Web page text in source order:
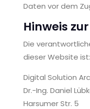
Daten vor dem
Hinweis
Die
dieser Website ist:
Digital Solution
Dr.-Ing. Daniel
Harsumer Str. 5